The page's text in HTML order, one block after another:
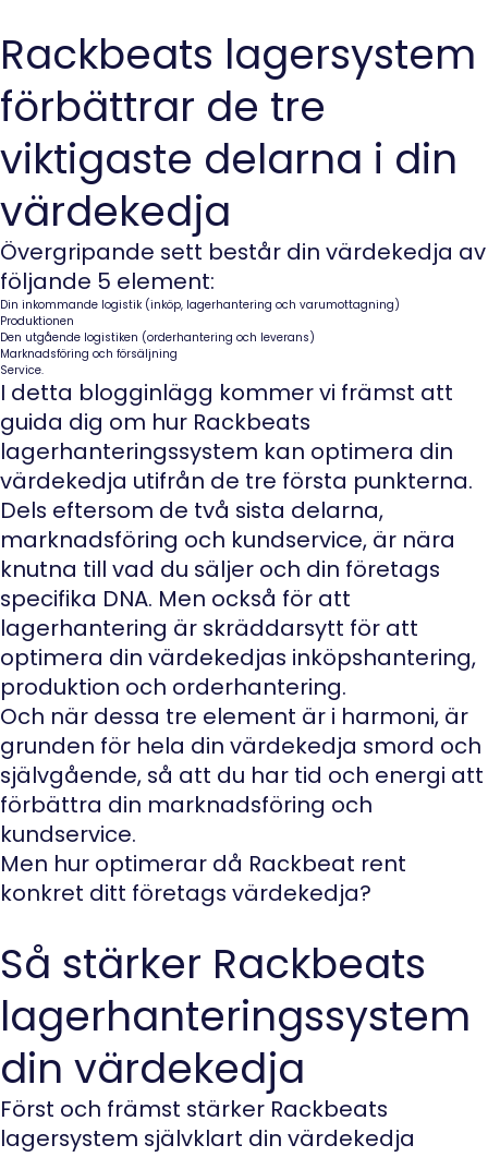
Rackbeats lagersystem
förbättrar de tre
viktigaste delarna i din
värdekedja
Övergripande sett består din värdekedja av
följande 5 element:
Din inkommande logistik (inköp, lagerhantering och varumottagning)
Produktionen
Den utgående logistiken (orderhantering och leverans)
Marknadsföring och försäljning
Service.
I detta blogginlägg kommer vi främst att
guida dig om hur Rackbeats
lagerhanteringssystem kan optimera din
värdekedja utifrån de tre första punkterna.
Dels eftersom de två sista delarna,
marknadsföring och kundservice, är nära
knutna till vad du säljer och din företags
specifika DNA. Men också för att
lagerhantering är skräddarsytt för att
optimera din värdekedjas inköpshantering,
produktion och orderhantering.
Och när dessa tre element är i harmoni, är
grunden för hela din värdekedja smord och
självgående, så att du har tid och energi att
förbättra din marknadsföring och
kundservice.
Men hur optimerar då Rackbeat rent
konkret ditt företags värdekedja?
Så stärker Rackbeats
lagerhanteringssystem
din värdekedja
Först och främst stärker Rackbeats
lagersystem självklart din värdekedja